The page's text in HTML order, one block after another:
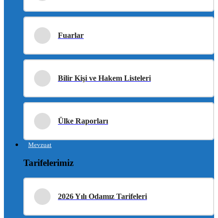
Fuarlar
Bilir Kişi ve Hakem Listeleri
Ülke Raporları
Mevzuat
Tarifelerimiz
2026 Yılı Odamız Tarifeleri